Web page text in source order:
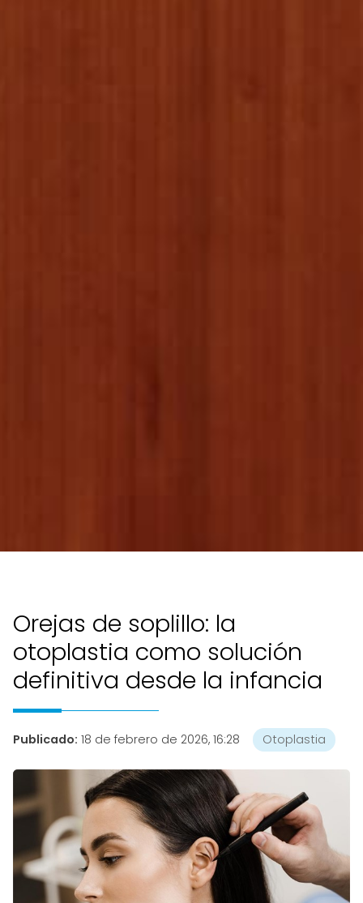
Orejas de soplillo: la
otoplastia como solución
definitiva desde la infancia
Publicado: 18 de febrero de 2026, 16:28 Otoplastia